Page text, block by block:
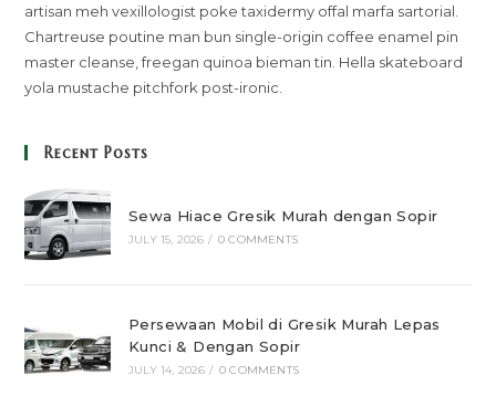
artisan meh vexillologist poke taxidermy offal marfa sartorial.
Chartreuse poutine man bun single-origin coffee enamel pin
master cleanse, freegan quinoa bieman tin. Hella skateboard
yola mustache pitchfork post-ironic.
Recent Posts
Sewa Hiace Gresik Murah dengan Sopir
JULY 15, 2026 / 0 COMMENTS
Persewaan Mobil di Gresik Murah Lepas
Kunci & Dengan Sopir
JULY 14, 2026 / 0 COMMENTS